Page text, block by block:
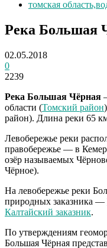
томская
Река Большая
02.05.2018
0
2239
Река Большая Чёрная
области (Томский район
район). Длина реки 65
Левобережье реки
правобережье — в
озёр называемых
Чёрное).
На левобережье реки
природных заказника —
Калтайский заказник.
По утверждениям
Большая Чёрная